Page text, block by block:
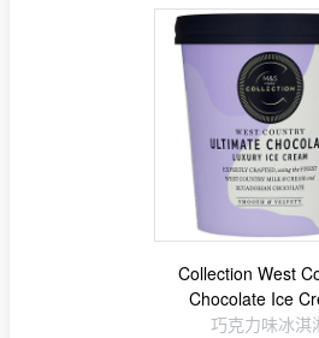
Collection West
Chocolate Ice
巧克力味冰淇